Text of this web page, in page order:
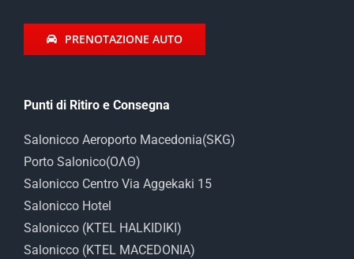
PRENOTAZIONE AUTO
Punti di Ritiro e Consegna
Salonicco Aeroporto Macedonia(SKG)
Porto Salonico(ΟΛΘ)
Salonicco Centro Via Aggekaki 15
Salonicco Hotel
Salonicco (KTEL HALKIDIKI)
Salonicco (KTEL MACEDONIA)